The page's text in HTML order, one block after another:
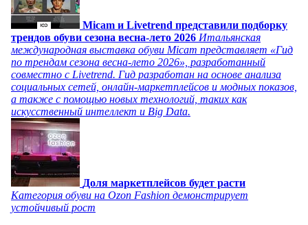
Micam и Livetrend представили подборку
трендов обуви сезона весна-лето 2026 Итальянская
международная выставка обуви Micam представляет «Гид
по трендам сезона весна-лето 2026», разработанный
совместно с Livetrend. Гид разработан на основе анализа
социальных сетей, онлайн-маркетплейсов и модных показов,
а также с помощью новых технологий, таких как
искусственный интеллект и Big Data.
Доля маркетплейсов будет расти
Категория обуви на Ozon Fashion демонстрирует
устойчивый рост